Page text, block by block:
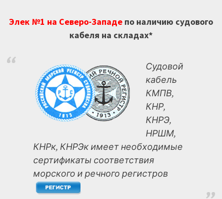
Элек №1 на Северо-Западепо наличию судового
кабеля на складах*
Судовой
кабель
КМПВ,
КНР,
КНРЭ,
НРШМ,
КНРк, КНРЭк имеет необходимые
сертификаты соответствия
морского и речного регистров